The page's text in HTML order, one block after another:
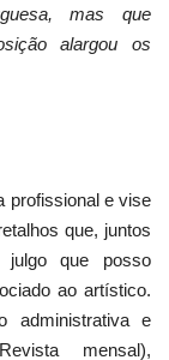
mas que
alargou os
profissional e vise
que, juntos
que posso
ao artístico.
administrativa e
mensal),